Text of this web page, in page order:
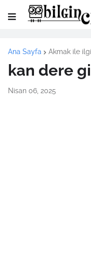
Ana Sayfa Akmak ile
kan dere
Nisan 06, 2025